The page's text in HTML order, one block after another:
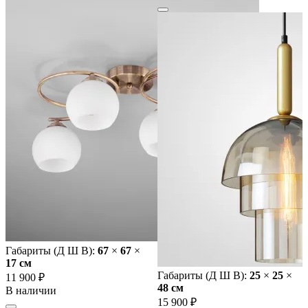
Габариты (Д Ш В): 67 × 67 ×
17 cм
11 900 ₽
В наличии
Габариты (Д Ш В): 25 × 25 ×
48 cм
15 900 ₽